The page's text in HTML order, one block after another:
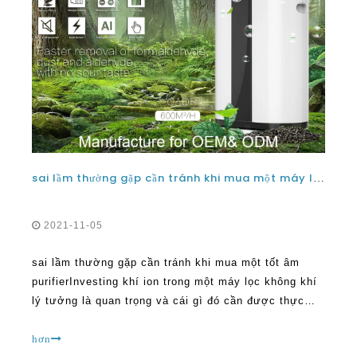
sai lầm thường gặp cần tránh khi mua một máy lọc không khí ion âm tốt
2021-11-05
sai lầm thường gặp cần tránh khi mua một tốt âm
purifierInvesting khí ion trong một máy lọc không khí
lý tưởng là quan trọng và cái gì đó cần được thực
lầm trong khi tìm kiếm các lựa chọn tốt nhất có sẵn
hơn